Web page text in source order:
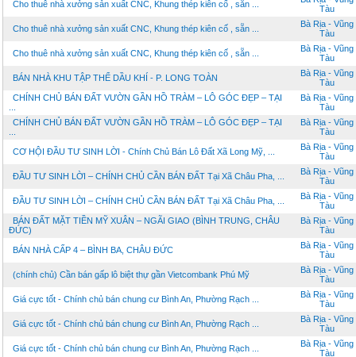
Cho thuê nhà xưởng sản xuất CNC, Khung thép kiên cố , sẵn ...
Tàu
Cho thuê nhà xưởng sản xuất CNC, Khung thép kiên cố , sẵn ...
Bà Rịa - Vũng
Tàu
Cho thuê nhà xưởng sản xuất CNC, Khung thép kiên cố , sẵn ...
Bà Rịa - Vũng
Tàu
BÁN NHÀ KHU TẬP THỂ DẦU KHÍ - P. LONG TOÀN
Bà Rịa - Vũng
Tàu
CHÍNH CHỦ BÁN ĐẤT VƯỜN GẦN HỒ TRÀM – LÔ GÓC ĐẸP – TẠI
Bà Rịa - Vũng
Tàu
CHÍNH CHỦ BÁN ĐẤT VƯỜN GẦN HỒ TRÀM – LÔ GÓC ĐẸP – TẠI
Bà Rịa - Vũng
Tàu
CƠ HỘI ĐẦU TƯ SINH LỜI - Chính Chủ Bán Lô Đất Xã Long Mỹ, ...
Bà Rịa - Vũng
Tàu
ĐẦU TƯ SINH LỜI – CHÍNH CHỦ CẦN BÁN ĐẤT Tại Xã Châu Pha, ...
Bà Rịa - Vũng
Tàu
ĐẦU TƯ SINH LỜI – CHÍNH CHỦ CẦN BÁN ĐẤT Tại Xã Châu Pha, ...
Bà Rịa - Vũng
Tàu
BÁN ĐẤT MẶT TIỀN MỸ XUÂN – NGÃI GIAO (BÌNH TRUNG, CHÂU
ĐỨC)
Bà Rịa - Vũng
Tàu
BÁN NHÀ CẤP 4 – BÌNH BA, CHÂU ĐỨC
Bà Rịa - Vũng
Tàu
(chính chủ) Cần bán gấp lô biệt thự gần Vietcombank Phú Mỹ
Bà Rịa - Vũng
Tàu
Giá cực tốt - Chính chủ bán chung cư Bình An, Phường Rạch ...
Bà Rịa - Vũng
Tàu
Giá cực tốt - Chính chủ bán chung cư Bình An, Phường Rạch ...
Bà Rịa - Vũng
Tàu
Giá cực tốt - Chính chủ bán chung cư Bình An, Phường Rạch ...
Bà Rịa - Vũng
Tàu